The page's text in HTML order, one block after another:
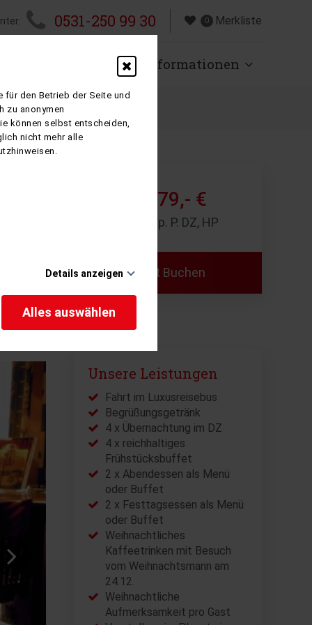
0 Merkliste
0531-250 99 30
Informationen
779,- €
5 Tage p. P. DZ, HP
Jetzt Buchen
Unsere Leistungen
Fahrt im Luxusreisebus
Begrüßungsgetränk
4 x Übernachtung im DZ
4 x reichhaltiges
Frühstücksbuffet
2 x Abendessen als Menü
oder Buffet
2 x Festtagsessen als Menü
oder Buffet
Weihnachtliches
Kaffeetrinken mit Besuch
vom Weihnachtsmann am
24.12.
Weihnachtliche
Aufmerksamkeit pro Gast
für den Betrieb der Seite und
zu anonymen
können selbst entscheiden,
nicht mehr alle
Details anzeigen
eingeloggt bleiben
und Analysen. Mithilfe
Web-Auftritts ermitteln und
Alles auswählen